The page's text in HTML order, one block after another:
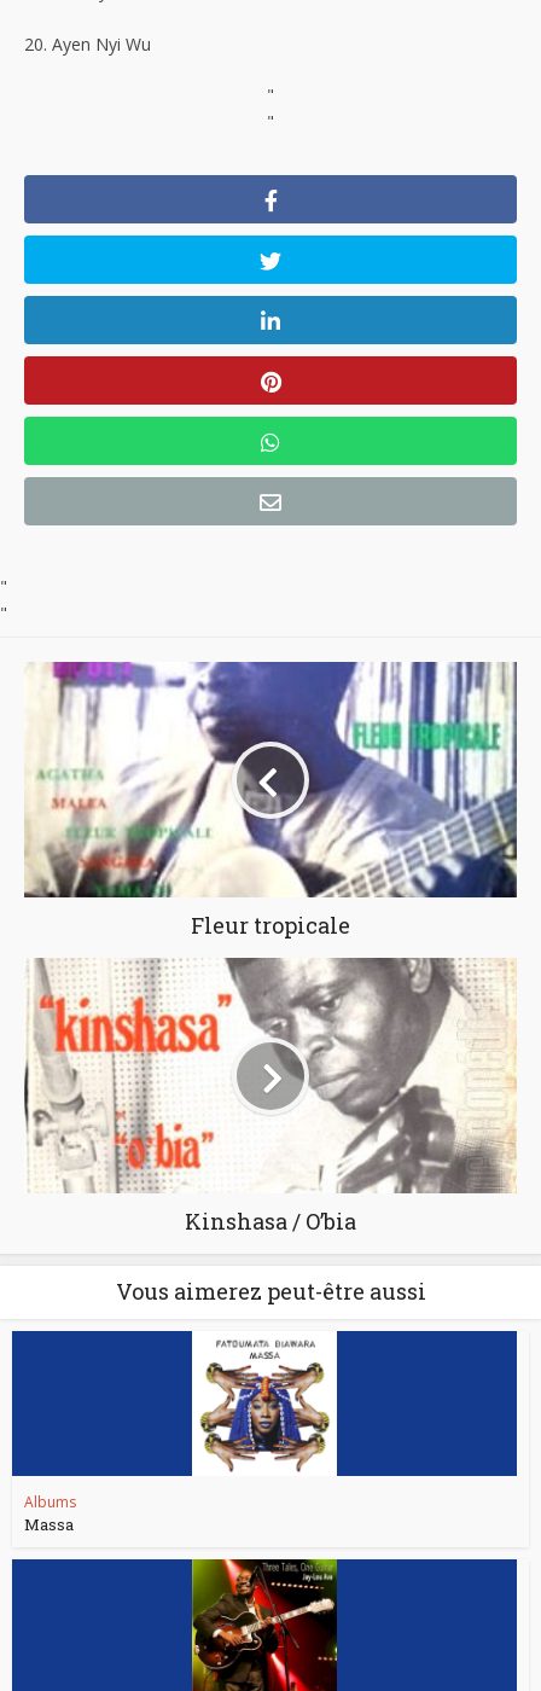
20. Ayen Nyi Wu
"
"
"
"
Fleur tropicale
Kinshasa / O’bia
Vous aimerez peut-être aussi
Albums
Massa